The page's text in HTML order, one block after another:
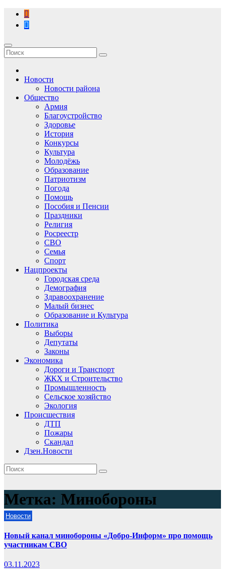
Перейти
содержимому
Новости
Новости района
Общество
Армия
Благоустройство
Здоровье
История
Конкурсы
Культура
Молодёжь
Образование
Патриотизм
Погода
Помощь
Пособия и Пенсии
Праздники
Религия
Росреестр
СВО
Семья
Спорт
Нацпроекты
Городская среда
Демография
Здравоохранение
Малый бизнес
Образование и Культура
Политика
Выборы
Депутаты
Законы
Экономика
Дороги и Транспорт
ЖКХ и Строительство
Промышленность
Сельское хозяйство
Экология
Происшествия
ДТП
Пожары
Скандал
Дзен.Новости
Метка: Минобороны
Новости
Новый канал минобороны «Добро-Информ» про помощь
участникам СВО
03.11.2023